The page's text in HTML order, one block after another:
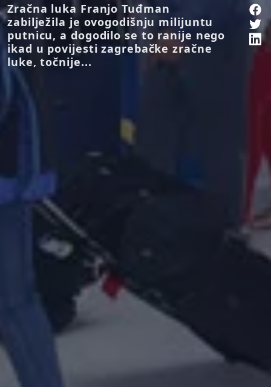
Zračna luka Franjo Tuđman
zabilježila je ovogodišnju milijuntu
putnicu, a dogodilo se to ranije nego
ikad u povijesti zagrebačke zračne
luke, točnije...